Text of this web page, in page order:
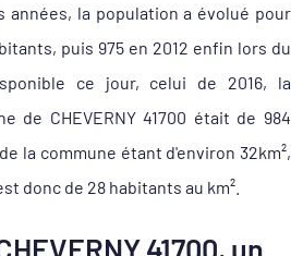
années, la population a évolué pour
puis 975 en 2012 enfin lors du
ce jour, celui de 2016, la
de CHEVERNY 41700 était de 984
la commune étant d'environ 32km²,
donc de 28 habitants au km².
41700, un